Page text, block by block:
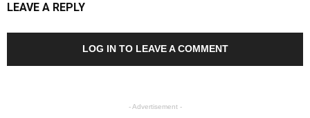
LEAVE A REPLY
LOG IN TO LEAVE A COMMENT
- Advertisement -